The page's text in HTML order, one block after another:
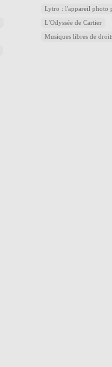
Lytro : l'appareil photo
L'Odyssée de Cartier
Musiques libres de